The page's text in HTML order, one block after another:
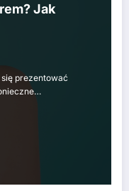
Jak
prezentować